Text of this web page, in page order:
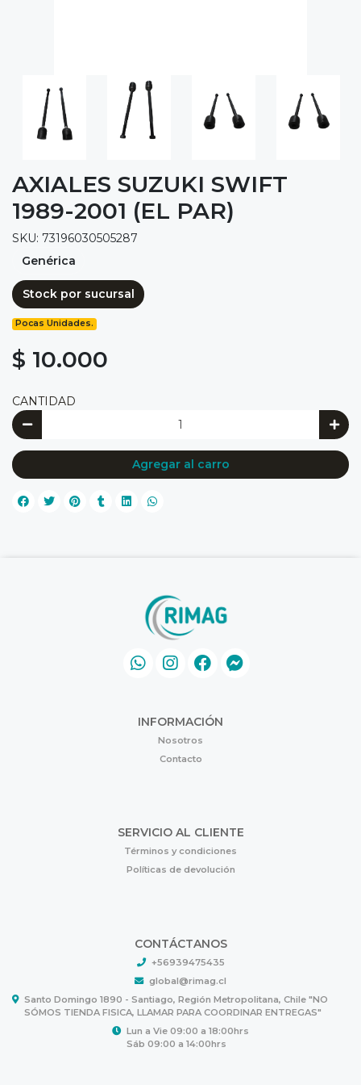
AXIALES SUZUKI SWIFT
1989-2001 (EL PAR)
SKU: 73196030505287
Genérica
Stock por sucursal
Pocas Unidades.
$ 10.000
CANTIDAD
Agregar al carro
INFORMACIÓN
Nosotros
Contacto
SERVICIO AL CLIENTE
Términos y condiciones
Políticas de devolución
CONTÁCTANOS
+56939475435
global@rimag.cl
Santo Domingo 1890 - Santiago, Región Metropolitana, Chile "NO
SÓMOS TIENDA FISICA, LLAMAR PARA COORDINAR ENTREGAS"
Lun a Vie 09:00 a 18:00hrs
Sáb 09:00 a 14:00hrs